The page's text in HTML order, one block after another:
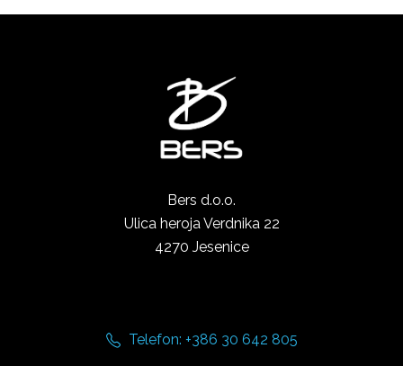
Bers d.o.o.
Ulica heroja Verdnika 22
4270 Jesenice
Telefon: +386 30 642 805